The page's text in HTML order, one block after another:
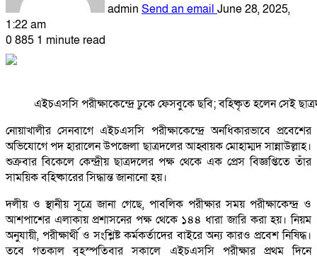
admin Send an email June 28, 2025,
1:22 am
0 885 1 minute read
এইচএসসি পরীক্ষাকেন্দ্রে ঢুকে ফেসবুকে ছবি; বহিষ্কৃত হলেন সেই
নোয়াখালীর সেনবাগে এইচএসসি পরীক্ষাকেন্দ্রে অনধিকারভাবে প্রবেশের
অভিযোগে পদ হারালেন উপজেলা ছাত্রদলের আহ্বায়ক মোহাম্মদ সান্নাউল্লাহ।
শুক্রবার বিকেলে কেন্দ্রীয় ছাত্রদলের পক্ষ থেকে এক প্রেস বিজ্ঞপ্তিতে তাঁর
সাময়িক বহিষ্কারের সিদ্ধান্ত জানানো হয়।
দলীয় ও স্থানীয় সূত্রে জানা গেছে, পাবলিক পরীক্ষার সময় পরীক্ষাকেন্দ্র ও
আশপাশের এলাকায় প্রশাসনের পক্ষ থেকে ১৪৪ ধারা জারি করা হয়। নিয়ম
অনুযায়ী, পরীক্ষার্থী ও সংশ্লিষ্ট কর্মকর্তাদের বাইরে অন্য কারও প্রবেশ নিষিদ্ধ।
তবে গতকাল বৃহস্পতিবার সকালে এইচএসসি পরীক্ষার প্রথম দিনে